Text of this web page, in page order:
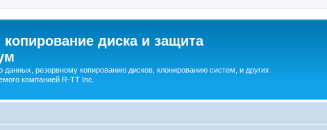
диска и защита
резервному копированию дисков, клонированию систем, и других
компанией R-TT Inc.